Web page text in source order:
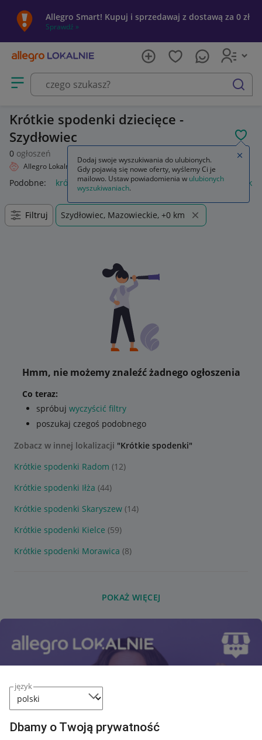
język
Dbamy o Twoją prywatność
Allegro Smart! Kupuj i sprzedawaj z dostawą za 0 zł
Sprawdź »
Otwórz menu z kategoriami
szukaj
Krótkie spodenki dziecięce -
Szydłowiec
0 ogłoszeń
Allegro Lokalnie Dziecko Odzież Krótkie spodenki
Podobne: krótkie spodenki krótkie spodenki męskie
Filtruj Szydłowiec, Mazowieckie, +0 km
Hmm, nie możemy znaleźć żadnego ogłoszenia
Co teraz:
spróbuj wyczyścić filtry
poszukaj czegoś podobnego
Zobacz w innej lokalizacji "Krótkie spodenki"
Krótkie spodenki Radom (12)
Krótkie spodenki Iłża (44)
Krótkie spodenki Skaryszew (14)
Krótkie spodenki Kielce (59)
Krótkie spodenki Morawica (8)
POKAŻ WIĘCEJ
Dodaj swoje wyszukiwania do ulubionych.
Gdy pojawią się nowe oferty, wyślemy Ci je
mailowo. Ustaw powiadomienia w ulubionych
wyszukiwaniach.